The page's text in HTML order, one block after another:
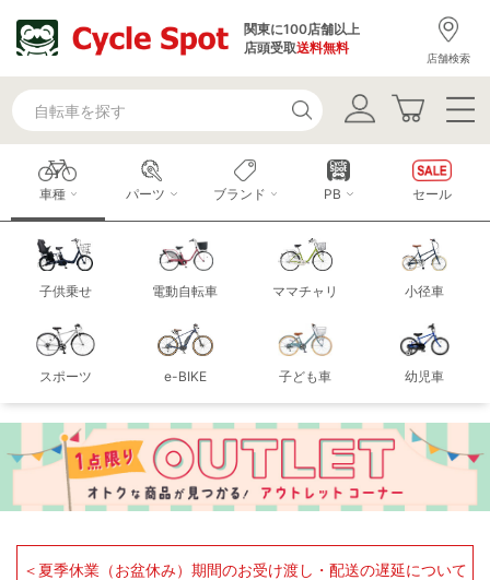
関東に100店舗以上
店頭受取送料無料
店舗検索
車種
子供乗せ 電動自転車 ママチャリ 小径車
スポーツ e-BIKE 子ども車 幼児車
パーツ ブランド PB セール
＜夏季休業（お盆休み）期間のお受け渡し・配送の遅延について